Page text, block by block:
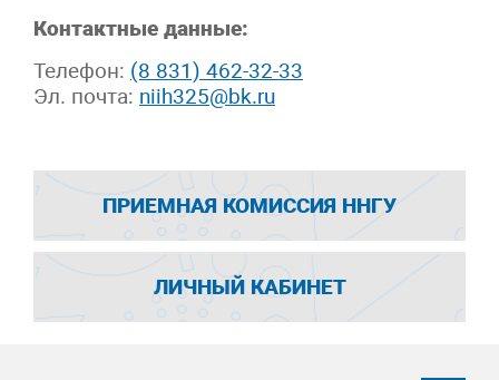
Контактные данные:
Телефон: (8 831) 462-32-33
Эл. почта: niih325@bk.ru
ПРИЕМНАЯ КОМИССИЯ ННГУ
ЛИЧНЫЙ КАБИНЕТ